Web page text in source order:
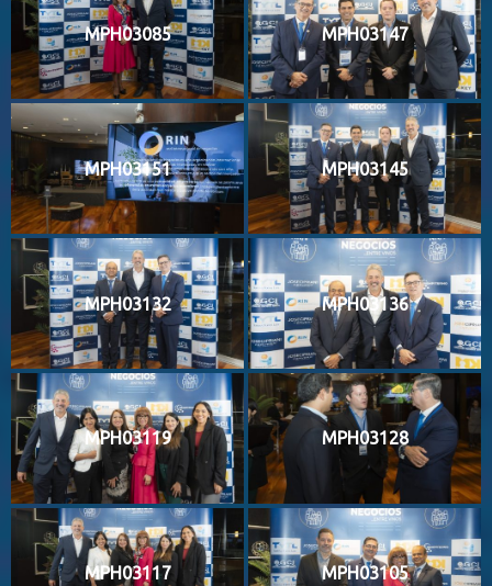
MPH03085 MPH03147
MPH03151 MPH03145
MPH03132 MPH03136
MPH03119 MPH03128
MPH03117 MPH03105